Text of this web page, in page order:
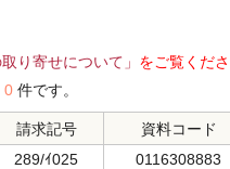
り寄せについて」 をご覧くだ
0 件です。
請求記号
資料コード
289/ｲ025 0116308883